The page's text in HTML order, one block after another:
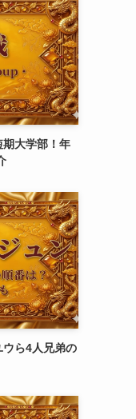
大学部！年
ら4人兄弟の